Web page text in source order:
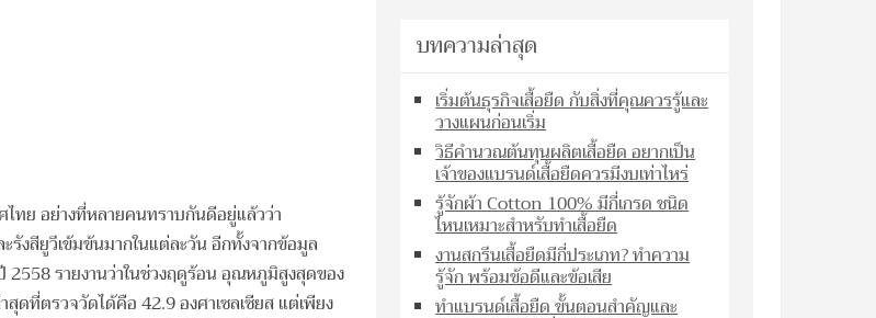
ทย อย่างที่หลายคนทราบกันดีอยู่แล้วว่า
รังสียูวีเข้มข้นมากในแต่ละวัน อีกทั้งจากข้อมูล
รายงานว่าในช่วงฤดูร้อน อุณหภูมิสูงสุดของ
ที่ตรวจวัดได้คือ 42.9 องศาเซลเซียส แต่เพียง
บทความล่าสุด
เริ่มต้นธุรกิจเสื้อยืด กับสิ่งที่คุณควรรู้และ
วางแผนก่อนเริ่ม
วิธีคำนวณต้นทุนผลิตเสื้อยืด อยากเป็น
เจ้าของแบรนด์เสื้อยืดควรมีงบเท่าไหร่
รู้จักผ้า Cotton 100% มีกี่เกรด ชนิด
ไหนเหมาะสำหรับทำเสื้อยืด
งานสกรีนเสื้อยืดมีกี่ประเภท? ทำความ
รู้จัก พร้อมข้อดีและข้อเสีย
ทำแบรนด์เสื้อยืด ขั้นตอนสำคัญและ